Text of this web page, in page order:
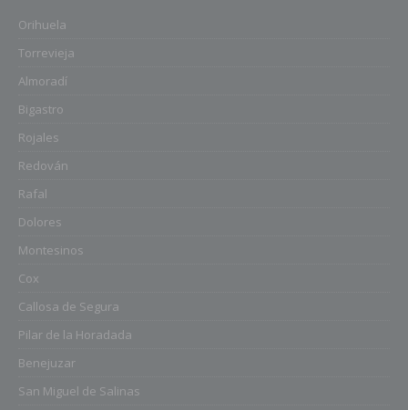
Orihuela
Torrevieja
Almoradí
Bigastro
Rojales
Redován
Rafal
Dolores
Montesinos
Cox
Callosa de Segura
Pilar de la Horadada
Benejuzar
San Miguel de Salinas